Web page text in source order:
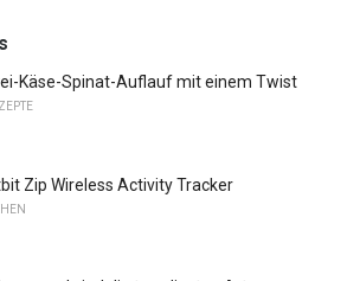
Käse-Spinat-Auflauf mit einem Twist
Zip Wireless Activity Tracker